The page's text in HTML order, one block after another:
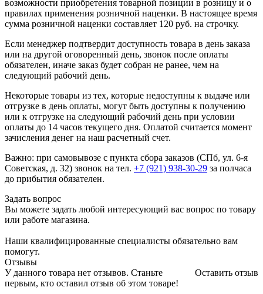
возможности приобретения товарной позиции в розницу и о
правилах применения розничной наценки. В настоящее время
сумма розничной наценки составляет 120 руб. на строчку.
Если менеджер подтвердит доступность товара в день заказа
или на другой оговоренный день, звонок после оплаты
обязателен, иначе заказ будет собран не ранее, чем на
следующий рабочий день.
Некоторые товары из тех, которые недоступны к выдаче или
отгрузке в день оплаты, могут быть доступны к получению
или к отгрузке на следующий рабочий день при условии
оплаты до 14 часов текущего дня. Оплатой считается момент
зачисления денег на наш расчетный счет.
Важно: при самовывозе с пункта сборa заказов (СПб, ул. 6-я
Советская, д. 32) звонок на тел. +7 (921) 938-30-29 за полчаса
до прибытия обязателен.
Задать вопрос
Вы можете задать любой интересующий вас вопрос по товару
или работе магазина.
Наши квалифицированные специалисты обязательно вам
помогут.
Отзывы
Оставить отзыв
У данного товара нет отзывов. Станьте
первым, кто оставил отзыв об этом товаре!